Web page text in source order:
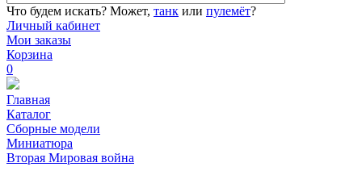
Что будем искать? Может, танк или пулемёт?
Личный кабинет
Мои заказы
Корзина
0
Главная
Каталог
Сборные модели
Миниатюра
Вторая Мировая война